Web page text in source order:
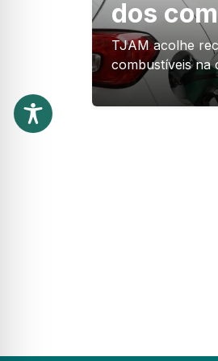
dos
TJAM acolhe
combustíveis na